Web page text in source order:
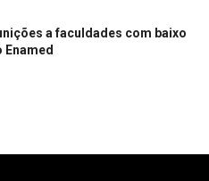
a faculdades com baixo
Enamed